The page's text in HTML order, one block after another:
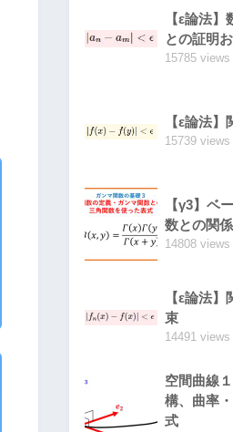
【ε論法
との証明
15785 views
【ε論法
15739 views
【γ3】ベ
数との関
14808 views
【ε論法
束
14491 views
空間曲線
構、曲率
式